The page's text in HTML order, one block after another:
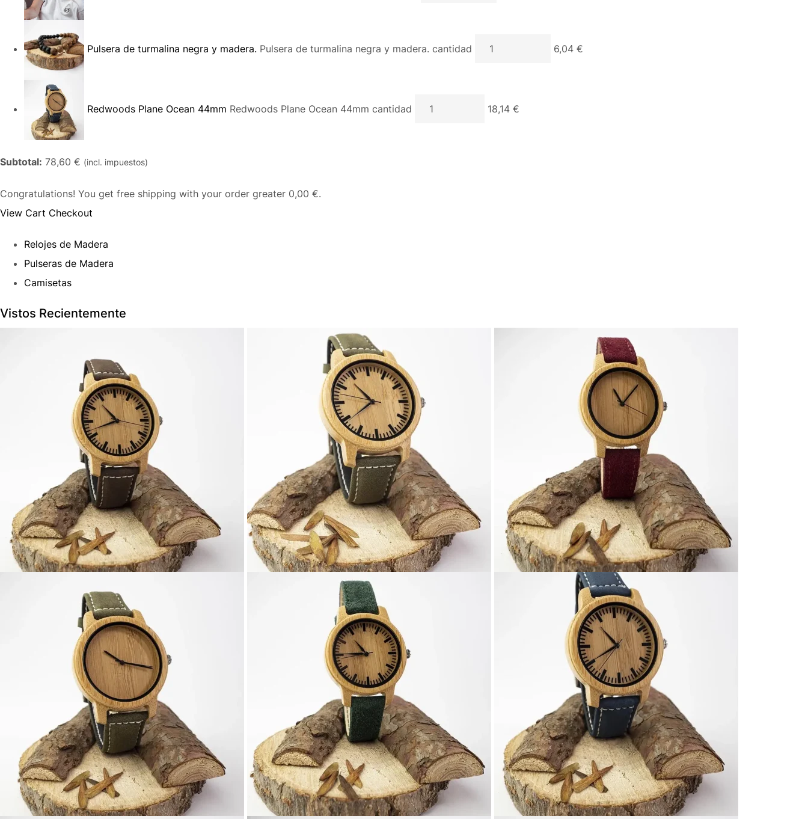
Pulsera de turmalina negra y madera. Pulsera de turmalina negra y madera. cantidad 6,04 €
Redwoods Plane Ocean 44mm Redwoods Plane Ocean 44mm cantidad 18,14 €
Subtotal: 78,60 € (incl. impuestos)
Congratulations! You get free shipping with your order greater 0,00 €.
View Cart Checkout
Relojes de Madera
Pulseras de Madera
Camisetas
Vistos Recientemente